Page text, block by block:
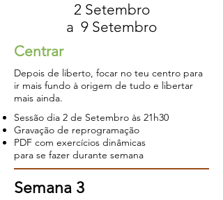
2 Setembro
a 9 Setembro
Centrar
Depois de liberto, focar no teu centro para
ir mais fundo à origem de tudo e libertar
mais ainda.
Sessão dia 2 de Setembro às 21h30
Gravação de reprogramação
PDF com exercícios dinâmicas
para se fazer durante semana
Semana 3